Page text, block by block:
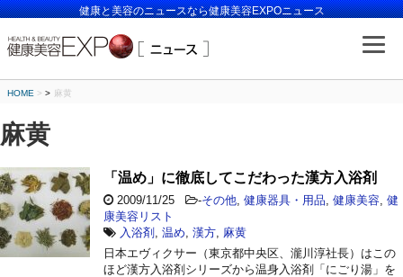
健康と美容のニュースなら健康美容EXPOニュース
HOME > 麻黄
麻黄
「温め」に徹底してこだわった漢方入浴剤
2009/11/25 -その他 健康器具・用品 健康美容 健
康美容リスト
入浴剤
温め 漢方 麻黄
日本エヴィクサー（東京都中央区、瀧川淳社長）はこの
ほど漢方入浴剤シリーズから温身入浴剤「にごり湯」を